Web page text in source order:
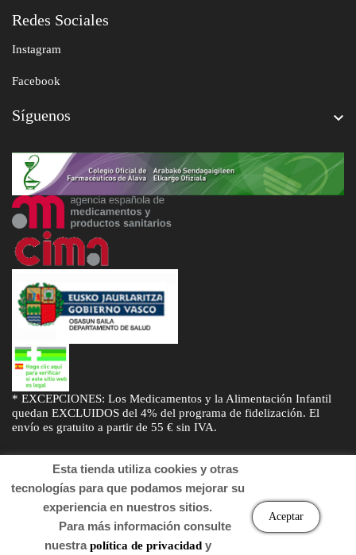
Redes Sociales
Instagram
Facebook
Síguenos 
* EXCEPCIONES: Los Medicamentos y la Alimentación Infantil
quedan EXCLUIDOS del 4% del programa de fidelización. El
envío es gratuito a partir de 55 € sin IVA.
Esta tienda utiliza cookies y otras
tecnologías para que podamos mejorar su
experiencia en nuestros sitios.
Para más información consulte
nuestrapolítica de privacidady
Aceptar
© Desarrollado porSogifaryDTD Soluciones
. Derechos de autor
2022 Farmacia.